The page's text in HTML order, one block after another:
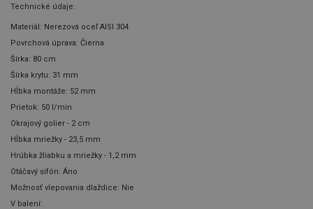
Technické údaje:
Materiál: Nerezová oceľ AISI 304
Povrchová úprava: Čierna
Šírka: 80 cm
Šírka krytu: 31 mm
Hĺbka montáže: 52 mm
Prietok: 50 l/min
Okrajový golier - 2 cm
Hĺbka mriežky - 23,5 mm
Hrúbka žliabku a mriežky - 1,2 mm
Otáčavý sifón: Áno
Možnosť vlepovania dlaždice: Nie
V balení: